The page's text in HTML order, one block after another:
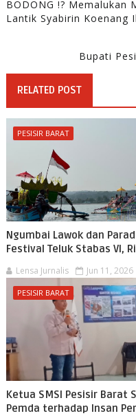
BODONG !? Memalukan
Lantik Syabirin Koenang
Bupati
RELATED POST
PESISIR BARAT
Ngumbai Lawok dan
Festival Teluk Stabas VI,
Lensa Jurnalis Jun 11, 2026
PESISIR BARAT
Ketua SMSI Pesisir Barat
Pemda terhadap Insan